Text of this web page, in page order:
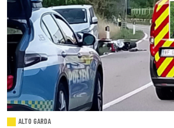
ALTO GARDA